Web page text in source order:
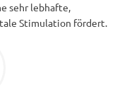
sehr lebhafte,
Stimulation fördert.